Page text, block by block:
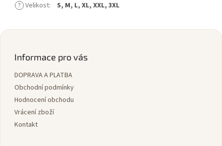
? Velikost: S, M, L, XL, XXL, 3XL
Z
Informace pro vás
DOPRAVA A PLATBA
Obchodní podmínky
Hodnocení obchodu
Vrácení zboží
Kontakt